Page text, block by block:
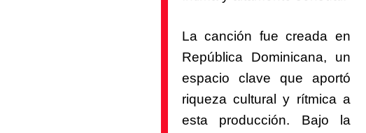
La canción fue creada en
República Dominicana, un
espacio clave que aportó
riqueza cultural y rítmica a
esta producción. Bajo la